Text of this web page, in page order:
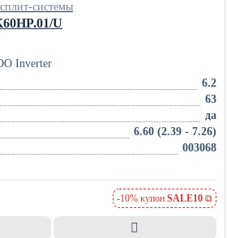
системы
U
Inverter
6.2
63
да
6.60 (2.39 - 7.26)
003068
-10% купон SALE10